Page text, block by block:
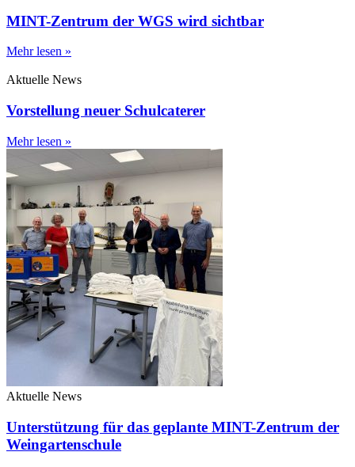
MINT-Zentrum der WGS wird sichtbar
Mehr lesen »
Aktuelle News
Vorstellung neuer Schulcaterer
Mehr lesen »
Aktuelle News
Unterstützung für das geplante MINT-Zentrum der
Weingartenschule